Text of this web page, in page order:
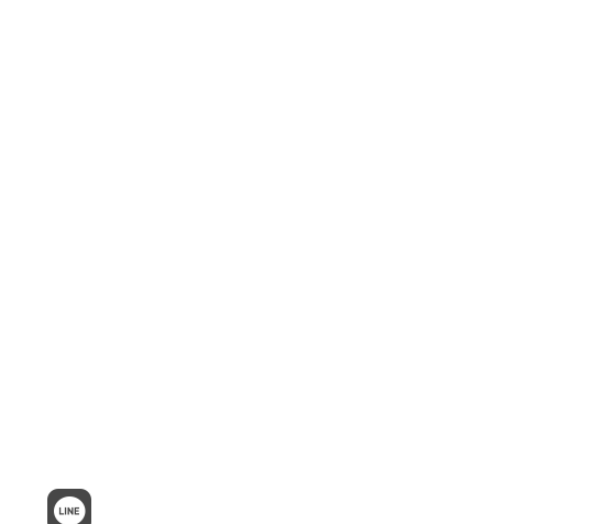
X（旧Twitter）